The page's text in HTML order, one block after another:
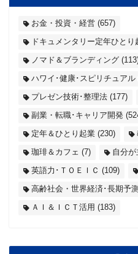
お金・投資・経営 (657)
ドキュメンタリー定年ひとり
ノマド＆ブランディング
ハワイ･健康･スピリチュアル
プレゼン技術･整理法 (177)
副業・転職･キャリア開発
定年＆ひとり起業 (230)
珈琲＆カフェ (7) 自分
英語力･ＴＯＥＩＣ (109)
高齢社会・世界経済･長期予測
ＡＩ＆ＩＣＴ活用 (183)